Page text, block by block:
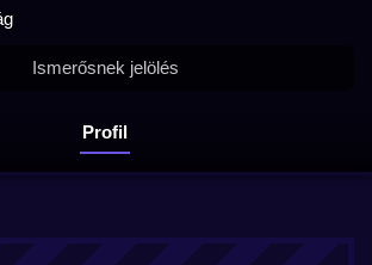
Profil
Ismerősnek jelölés